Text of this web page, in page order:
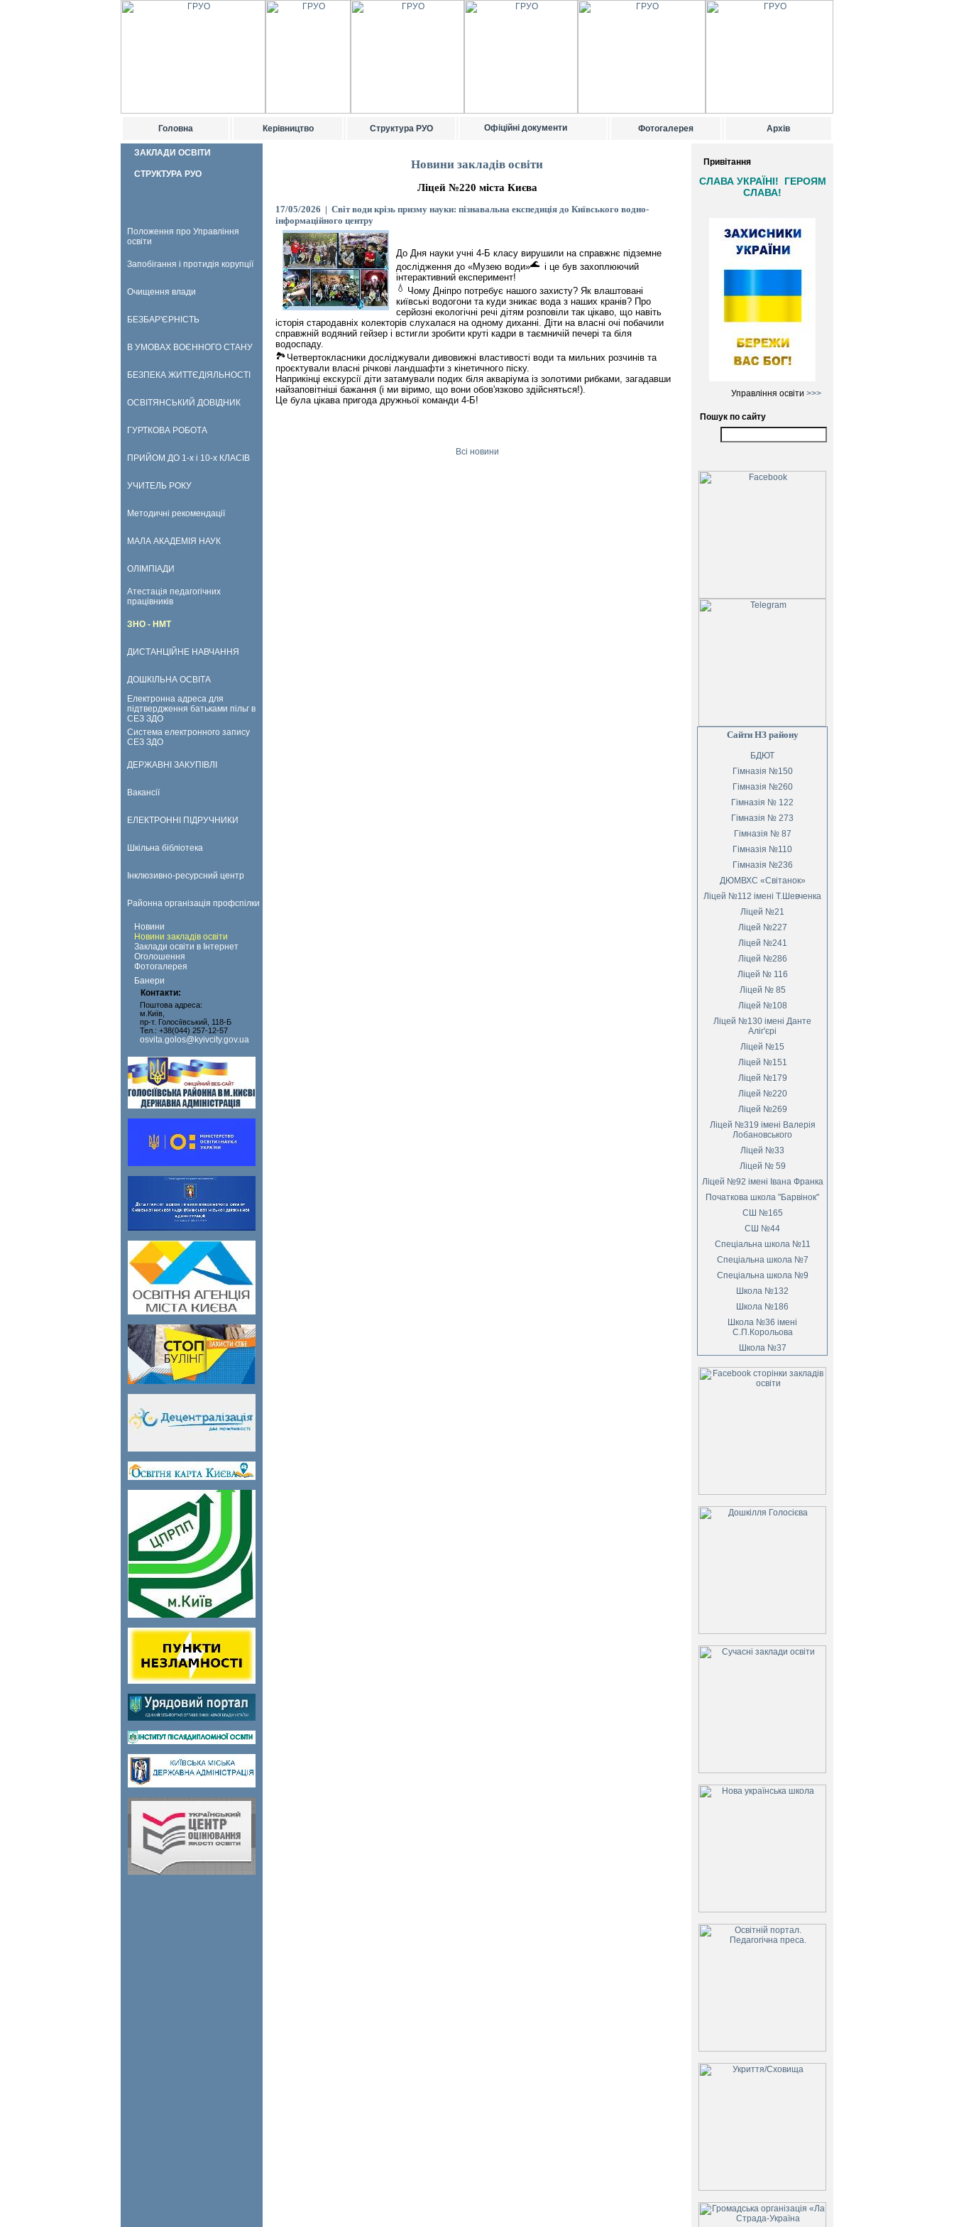
Головна Керівництво Структура РУО Офіційні документи Фотогалерея Архів
ЗАКЛАДИ ОСВІТИ
СТРУКТУРА РУО
Положення про Управління
освіти
Запобігання і протидія корупції
Очищення влади
БЕЗБАР'ЄРНІСТЬ
В УМОВАХ ВОЄННОГО СТАНУ
БЕЗПЕКА ЖИТТЄДІЯЛЬНОСТІ
ОСВІТЯНСЬКИЙ ДОВІДНИК
ГУРТКОВА РОБОТА
ПРИЙОМ ДО 1-х і 10-х КЛАСІВ
УЧИТЕЛЬ РОКУ
Методичні рекомендації
МАЛА АКАДЕМІЯ НАУК
ОЛІМПІАДИ
Атестація педагогічних
працівників
ЗНО - НМТ
ДИСТАНЦІЙНЕ НАВЧАННЯ
ДОШКІЛЬНА ОСВІТА
Електронна адреса для
підтвердження батьками пільг в
СЕЗ ЗДО
Система електронного запису
СЕЗ ЗДО
ДЕРЖАВНІ ЗАКУПІВЛІ
Вакансії
ЕЛЕКТРОННІ ПІДРУЧНИКИ
Шкільна бібліотека
Інклюзивно-ресурсний центр
Районна організація профспілки
Новини
Новини закладів освіти
Заклади освіти в Інтернет
Оголошення
Фотогалерея
Банери
Контакти:
Поштова адреса:
м.Київ,
пр-т. Голосіївський, 118-Б
Тел.: +38(044) 257-12-57
osvita.golos@kyivcity.gov.ua
Новини закладів освіти
Ліцей №220 міста Києва
17/05/2026 | Світ води крізь призму науки: пізнавальна експедиція до Київського водно-
інформаційного центру
До Дня науки учні 4-Б класу вирушили на справжнє підземне
дослідження до «Музею води»
і це був захоплюючий
інтерактивний експеримент!
Чому Дніпро потребує нашого захисту? Як влаштовані
київські водогони та куди зникає вода з наших кранів? Про
серйозні екологічні речі дітям розповіли так цікаво, що навіть
історія стародавніх колекторів слухалася на одному диханні. Діти на власні очі побачили
справжній водяний гейзер і встигли зробити круті кадри в таємничій печері та біля
водоспаду.
Четвертокласники досліджували дивовижні властивості води та мильних розчинів та
проєктували власні річкові ландшафти з кінетичного піску.
Наприкінці екскурсії діти затамували подих біля акваріума із золотими рибками, загадавши
найзаповітніші бажання (і ми віримо, що вони обов'язково здійсняться!).
Це була цікава пригода дружньої команди 4-Б!
Всі новини
Привітання
СЛАВА УКРАЇНІ! ГЕРОЯМ
СЛАВА!
Управління освіти >>>
Пошук по сайту
Сайти НЗ району
БДЮТ
Гімназія №150
Гімназія №260
Гімназія № 122
Гімназія № 273
Гімназія № 87
Гімназія №110
Гімназія №236
ДЮМВХС «Світанок»
Ліцей №112 імені Т.Шевченка
Ліцей №21
Ліцей №227
Ліцей №241
Ліцей №286
Ліцей № 116
Ліцей № 85
Ліцей №108
Ліцей №130 імені Данте
Аліг'єрі
Ліцей №15
Ліцей №151
Ліцей №179
Ліцей №220
Ліцей №269
Ліцей №319 імені Валерія
Лобановського
Ліцей №33
Ліцей № 59
Ліцей №92 імені Івана Франка
Початкова школа "Барвінок"
СШ №165
СШ №44
Спеціальна школа №11
Спеціальна школа №7
Спеціальна школа №9
Школа №132
Школа №186
Школа №36 імені
С.П.Корольова
Школа №37